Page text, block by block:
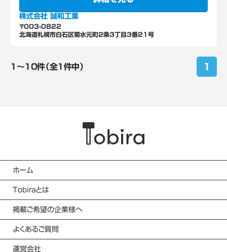
株式会社 誠和工業
〒003-0822
北海道札幌市白石区菊水元町2条3丁目3番21号
1〜10件（全1件中） 1
ホーム
Tobiraとは
掲載ご希望の企業様へ
よくあるご質問
運営会社